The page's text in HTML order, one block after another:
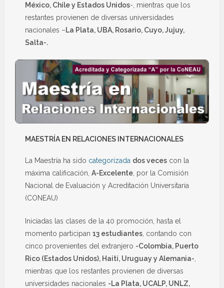
México, Chile y Estados Unidos-, mientras que los
restantes provienen de diversas universidades
nacionales –La Plata, UBA, Rosario, Cuyo, Jujuy,
Salta-.
MAESTRÍA EN RELACIONES INTERNACIONALES
La Maestría ha sido categorizada dos veces con la
máxima calificación, A-Excelente , por la Comisión
Nacional de Evaluación y Acreditación Universitaria
(CONEAU)
Iniciadas las clases de la 40 promoción, hasta el
momento participan 13 estudiantes , contando con
cinco provenientes del extranjero -Colombia, Puerto
Rico (Estados Unidos), Haití, Uruguay y Alemania-
mientras que los restantes provienen de diversas
universidades nacionales -La Plata, UCALP, UNLZ,